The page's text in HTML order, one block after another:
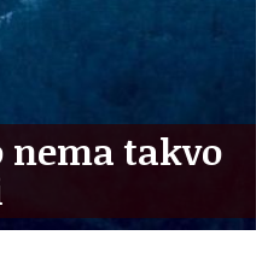
nema takvo